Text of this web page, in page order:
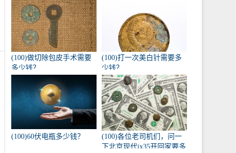
(100)做切除包皮手术需要
多少钱？
(100)打一次美白针需要多
少钱？
(100)60伏电瓶多少钱？
(100)各位老司机们，问一
下北京现代ix35开回家要多